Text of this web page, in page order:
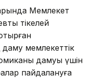
Мемлекет
тікелей
мемлекеттік
дамуы үшін
пайдалануға